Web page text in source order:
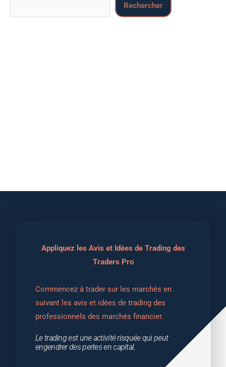
Rechercher
Appliquez les Avis et Idées de Trading des
Traders Pro
Commencez à trader sur les marchés en
suivant les avis et idées de trading des
professionnels des marchés financier.
Le trading est une activité risquée qui peut
engendrer des pertes en capital.